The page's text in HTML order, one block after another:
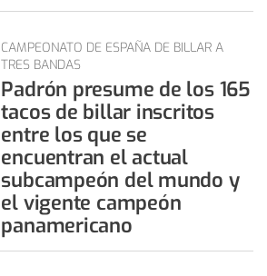
CAMPEONATO DE ESPAÑA DE BILLAR A
TRES BANDAS
Padrón presume de los 165
tacos de billar inscritos
entre los que se
encuentran el actual
subcampeón del mundo y
el vigente campeón
panamericano